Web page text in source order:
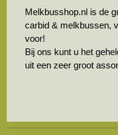
Melkbusshop.nl is de
carbid & melkbussen,
voor!
Bij ons kunt u het
uit een zeer groot